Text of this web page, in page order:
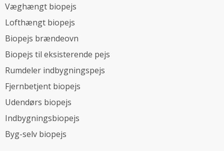
Væghængt biopejs
Lofthængt biopejs
Biopejs brændeovn
Biopejs til eksisterende pejs
Rumdeler indbygningspejs
Fjernbetjent biopejs
Udendørs biopejs
Indbygningsbiopejs
Byg-selv biopejs